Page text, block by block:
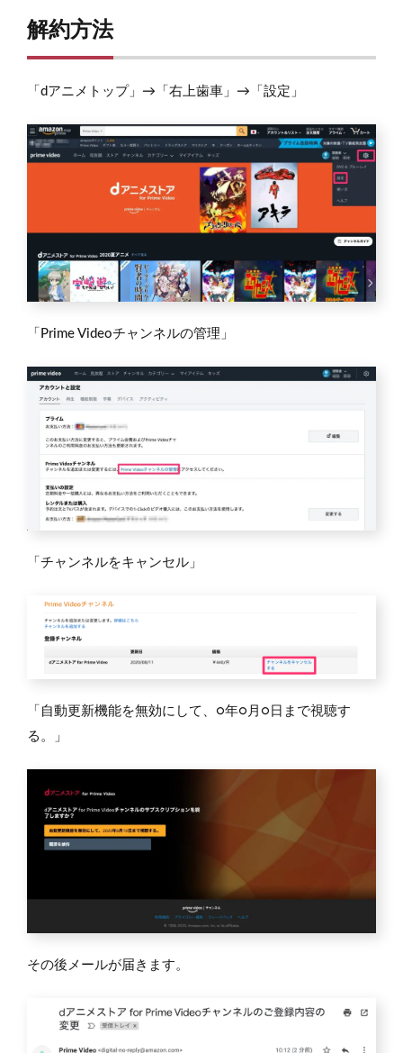
解約方法
「dアニメトップ」→「右上歯車」→「設定」
「Prime Videoチャンネルの管理」
「チャンネルをキャンセル」
「自動更新機能を無効にして、○年○月○日まで視聴す
る。」
その後メールが届きます。